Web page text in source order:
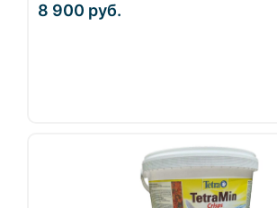
8 900 руб.